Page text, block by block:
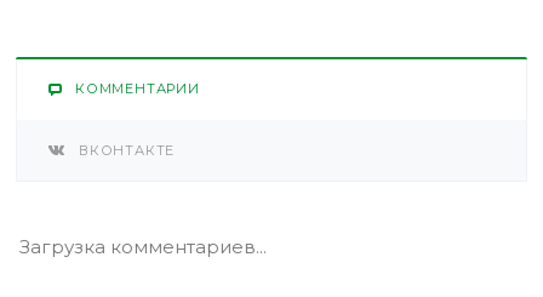
КОММЕНТАРИИ
ВКОНТАКТЕ
Загрузка комментариев...